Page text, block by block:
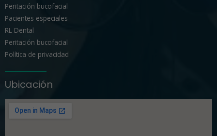
Peritación bucofacial
Pacientes especiales
RL Dental
Peritación bucofacial
Política de privacidad
Ubicación